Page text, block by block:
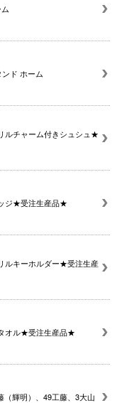
ド ホーム
ルチャーム付きシュシュ★
ジ★受注生産品★
ルキーホルダー★受注生産
オル★受注生産品★
輝明）、49工藤、3大山